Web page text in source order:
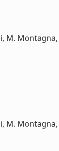
M.
M.